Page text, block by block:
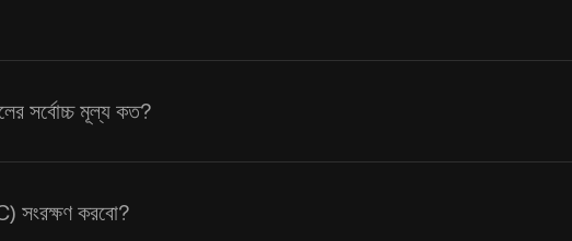
সর্বোচ্চ মূল্য কত?
সংরক্ষণ করবো?